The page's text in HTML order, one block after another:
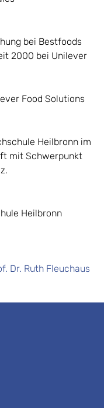
bei Bestfoods
2000 bei Unilever
Food Solutions
Heilbronn im
mit Schwerpunkt
Heilbronn
Dr. Ruth Fleuchaus